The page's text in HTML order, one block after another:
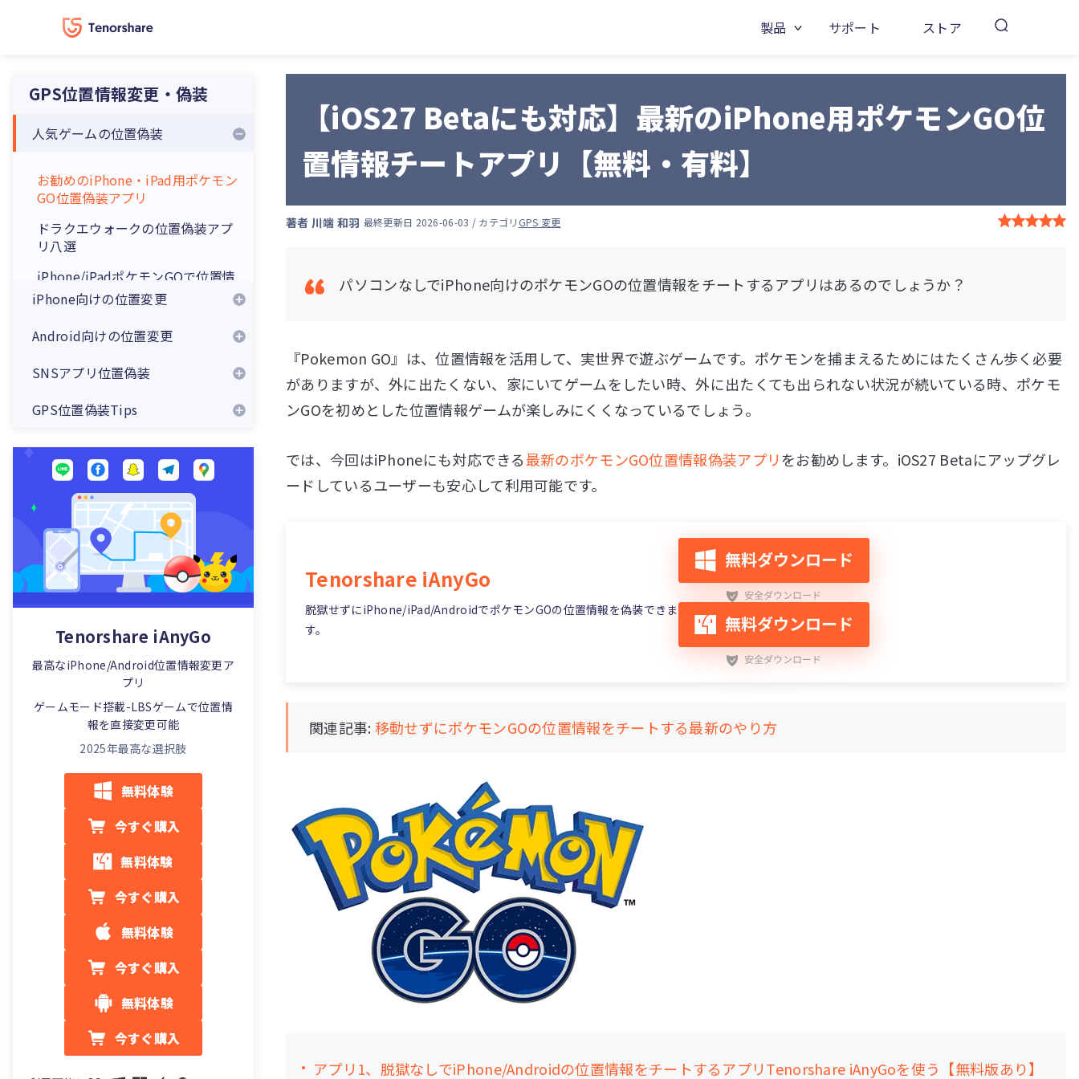
製品 サポート ストア
GPS位置情報変更・偽装
人気ゲームの位置偽装
お勧めのiPhone・iPad用ポケモン
GO位置偽装アプリ
ドラクエウォークの位置偽装アプ
リ八選
iPhone/iPadポケモンGOで位置情
報を偽装する方法
をチートする方法
iToolsでポケモンgoの位置偽装す
移動せずに「ポケモンGO」をプ
ポケモンGOで「GPSの信号をさ
がしています」となった時の対処
【自宅でも】ポケモンgoの移動中
に進行方向を自由に変更する方法
ドラクエウォークの位置偽装やチ
ドラクエウォークが「GPSの信号
を探しています」となった時の対
策
iPhone・AndroidでポケモンGO
勝手に歩くアプリ
iPhone向けの位置変更
Android向けの位置変更
SNSアプリ位置偽装
GPS位置偽装Tips
Tenorshare iAnyGo
最高なiPhone/Android位置情報変更ア
プリ
ゲームモード搭載-LBSゲームで位置情
報を直接変更可能
2025年最高な選択肢
無料体験
今すぐ購入
無料体験
今すぐ購入
無料体験
今すぐ購入
無料体験
今すぐ購入
【iOS27 Betaにも対応】最新のiPhone用ポケモンGO位
置情報チートアプリ【無料・有料】
著者 川端 和羽 最終更新日 2026-06-03 / カテゴリ GPS 変更
パソコンなしでiPhone向けのポケモンGOの位置情報をチートするアプリはあるのでしょうか？
『Pokemon GO』は、位置情報を活用して、実世界で遊ぶゲームです。ポケモンを捕まえるためにはたくさん歩く必要
がありますが、外に出たくない、家にいてゲームをしたい時、外に出たくても出られない状況が続いている時、ポケモ
ンGOを初めとした位置情報ゲームが楽しみにくくなっているでしょう。
では、今回はiPhoneにも対応できる最新のポケモンGO位置情報偽装アプリをお勧めします。iOS27 Betaにアップグレ
ードしているユーザーも安心して利用可能です。
Tenorshare iAnyGo
脱獄せずにiPhone/iPad/AndroidでポケモンGOの位置情報を偽装できま
す。
関連記事:移動せずにポケモンGOの位置情報をチートする最新のやり方
アプリ1、脱獄なしでiPhone/Androidの位置情報をチートするアプリTenorshare iAnyGoを使う【無料版あり】